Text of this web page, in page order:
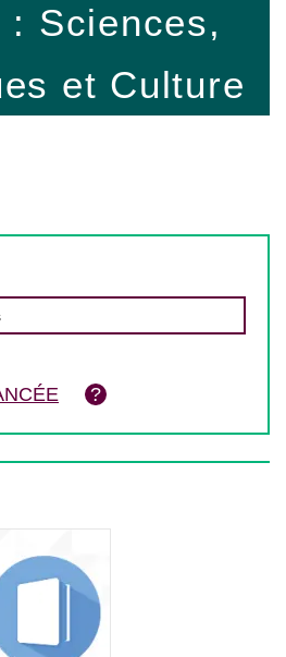
: Sciences,
et Culture